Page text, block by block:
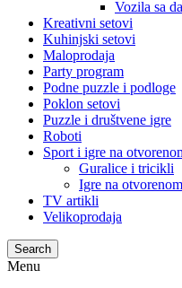
Vozila sa
Kreativni setovi
Kuhinjski setovi
Maloprodaja
Party program
Podne puzzle i podloge
Poklon setovi
Puzzle i društvene igre
Roboti
Sport i igre na
Guralice i tricikli
Igre na otvorenom
TV artikli
Velikoprodaja
Search
Menu